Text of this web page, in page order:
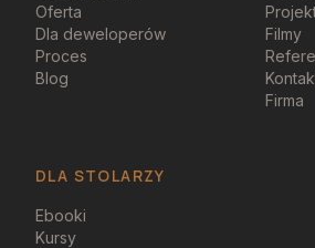
Oferta
Dla deweloperów
Proces
Blog
Filmy
Firma
DLA STOLARZY
Ebooki
Kursy